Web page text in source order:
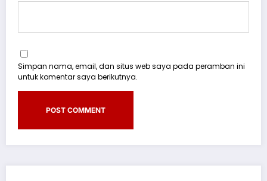
Simpan nama, email, dan situs web saya pada peramban ini
untuk komentar saya berikutnya.